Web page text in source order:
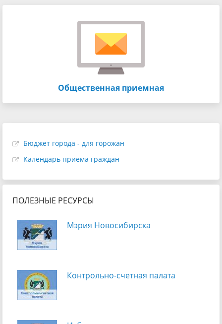
Общественная приемная
Бюджет города - для горожан
Календарь приема граждан
ПОЛЕЗНЫЕ РЕСУРСЫ
Мэрия Новосибирска
Контрольно-счетная палата